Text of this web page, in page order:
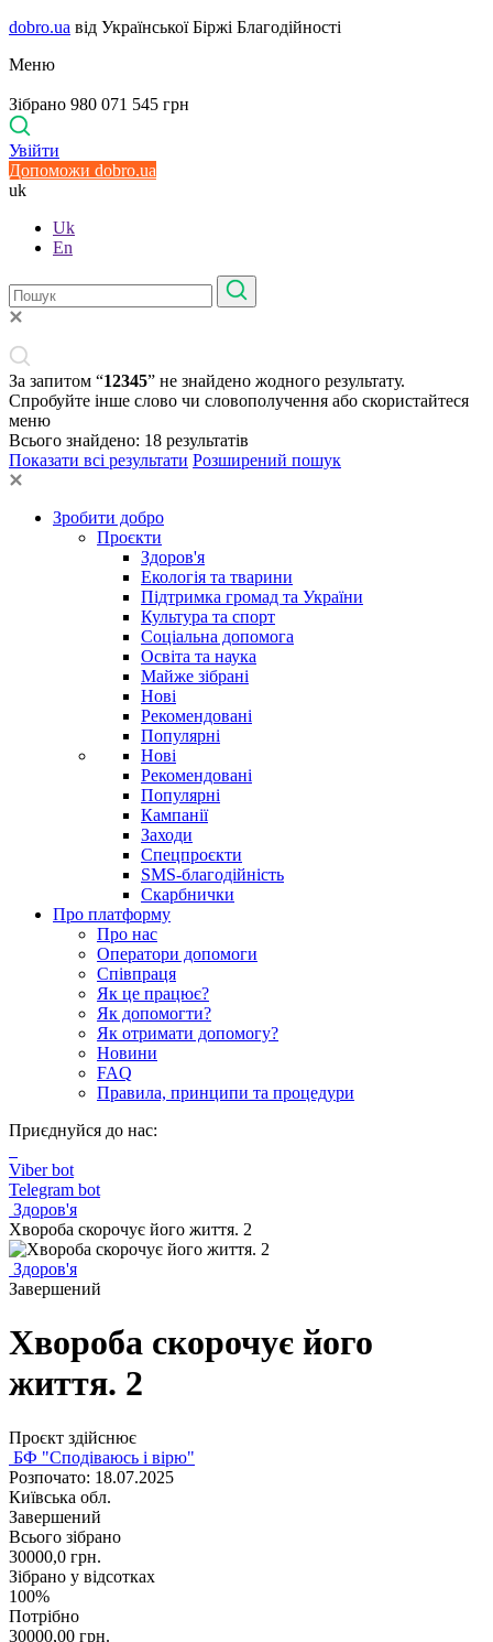
dobro.ua від Української Біржі Благодійності
Меню
Зібрано 980 071 545 грн
Увійти
Допоможи dobro.ua
uk
Uk
En
За запитом “12345” не знайдено жодного результату.
Спробуйте інше слово чи словополучення або скористайтеся
меню
Всього знайдено: 18 результатів
Показати всі результати Розширений пошук
Зробити добро
Проєкти
Здоров'я
Екологія та тварини
Підтримка громад та України
Культура та спорт
Соціальна допомога
Освіта та наука
Майже зібрані
Нові
Рекомендовані
Популярні
Нові
Рекомендовані
Популярні
Кампанії
Заходи
Спецпроєкти
SMS-благодійність
Скарбнички
Про платформу
Про нас
Оператори допомоги
Співпраця
Як це працює?
Як допомогти?
Як отримати допомогу?
Новини
FAQ
Правила, принципи та процедури
Приєднуйся до нас:
Viber bot
Telegram bot
Здоров'я
Хвороба скорочує його життя. 2
Здоров'я
Завершений
Хвороба скорочує його
життя. 2
Проєкт здійснює
БФ "Сподіваюсь і вірю"
Розпочато: 18.07.2025
Київська обл.
Завершений
Всього зібрано
30000,0 грн.
Зібрано у відсотках
100%
Потрібно
30000,00 грн.